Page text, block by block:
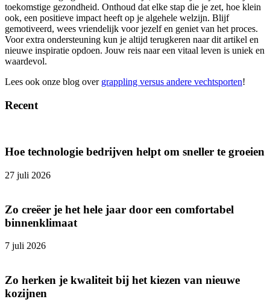
toekomstige gezondheid. Onthoud dat elke stap die je zet, hoe klein
ook, een positieve impact heeft op je algehele welzijn. Blijf
gemotiveerd, wees vriendelijk voor jezelf en geniet van het proces.
Voor extra ondersteuning kun je altijd terugkeren naar dit artikel en
nieuwe inspiratie opdoen. Jouw reis naar een vitaal leven is uniek en
waardevol.
Lees ook onze blog over grappling versus andere vechtsporten!
Recent
Hoe technologie bedrijven helpt om sneller te groeien
27 juli 2026
Zo creëer je het hele jaar door een comfortabel
binnenklimaat
7 juli 2026
Zo herken je kwaliteit bij het kiezen van nieuwe
kozijnen